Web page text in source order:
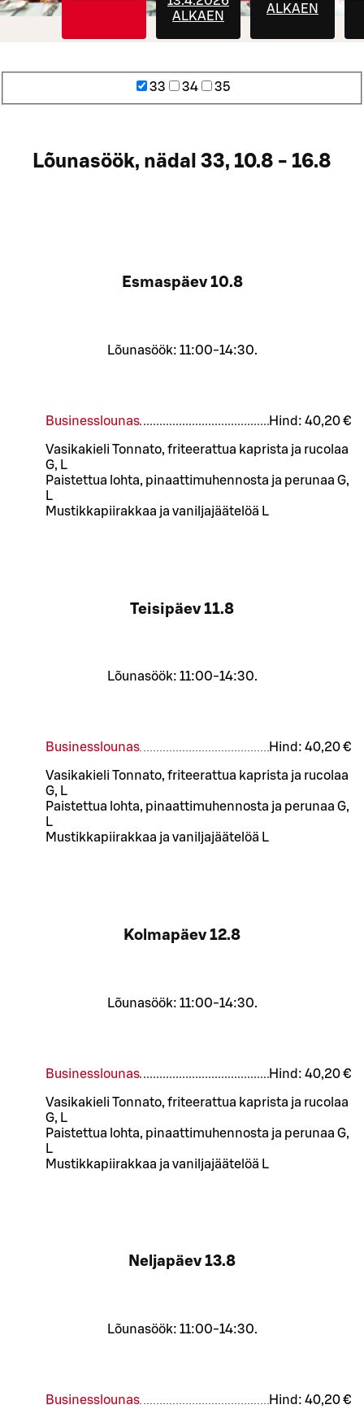
ALKAEN
ALKAEN
33 34 35
Lõunasöök, nädal 33, 10.8 - 16.8
Esmaspäev 10.8
Lõunasöök: 11:00-14:30.
Businesslounas Hind: 40,20 €
Vasikakieli Tonnato, friteerattua kaprista ja rucolaa
G, L
Paistettua lohta, pinaattimuhennosta ja perunaa G,
L
Mustikkapiirakkaa ja vaniljajäätelöä L
Teisipäev 11.8
Lõunasöök: 11:00-14:30.
Businesslounas Hind: 40,20 €
Vasikakieli Tonnato, friteerattua kaprista ja rucolaa
G, L
Paistettua lohta, pinaattimuhennosta ja perunaa G,
L
Mustikkapiirakkaa ja vaniljajäätelöä L
Kolmapäev 12.8
Lõunasöök: 11:00-14:30.
Businesslounas Hind: 40,20 €
Vasikakieli Tonnato, friteerattua kaprista ja rucolaa
G, L
Paistettua lohta, pinaattimuhennosta ja perunaa G,
L
Mustikkapiirakkaa ja vaniljajäätelöä L
Neljapäev 13.8
Lõunasöök: 11:00-14:30.
Businesslounas Hind: 40,20 €